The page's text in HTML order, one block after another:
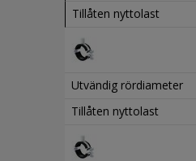
Tillåten nyttolast
Utvändig rördiameter
Tillåten nyttolast